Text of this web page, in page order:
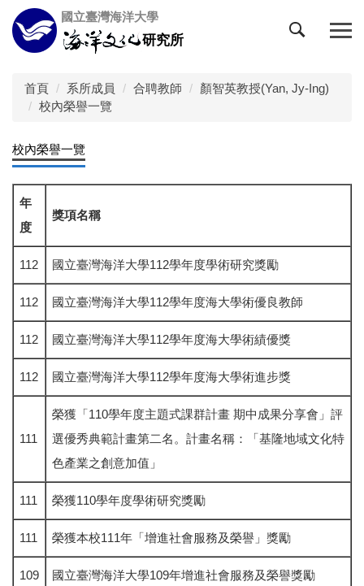
跳
到
主
國立臺灣海洋大學
研究所
首頁 系所成員 合聘教師
顏智英教授(Yan, Jy-Ing)
校內榮譽一覽
校內榮譽一覽
年
度
獎項名稱
112 國立臺灣海洋大學112學年度學術研究獎勵
112 國立臺灣海洋大學112學年度海大學術優良教師
112 國立臺灣海洋大學112學年度海大學術績優獎
112 國立臺灣海洋大學112學年度海大學術進步獎
111
榮獲「110學年度主題式課群計畫 期中成果分享會」評
選優秀典範計畫第二名。計畫名稱：「基隆地域文化特
色產業之創意加值」
111 榮獲110學年度學術研究獎勵
111 榮獲本校111年「增進社會服務及榮譽」獎勵
109 國立臺灣海洋大學109年增進社會服務及榮譽獎勵